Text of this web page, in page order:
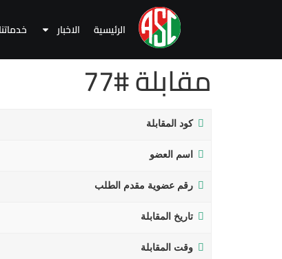
الرئيسية الاخبار خدماتنا
مقابلة #77
كود المقابلة
اسم العضو
رقم عضوية مقدم الطلب
تاريخ المقابلة
وقت المقابلة